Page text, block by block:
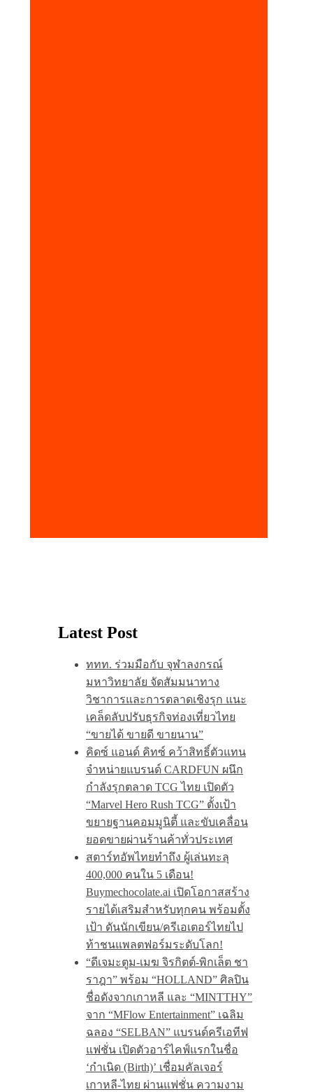
Latest Post
ททท. ร่วมมือกับ จุฬาลงกรณ์
มหาวิทยาลัย จัดสัมมนาทาง
วิชาการและการตลาดเชิงรุก แนะ
เคล็ดลับปรับธุรกิจท่องเที่ยวไทย
“ขายได้ ขายดี ขายนาน”
คิดซ์ แอนด์ คิทซ์ คว้าสิทธิ์ตัวแทน
จำหน่ายแบรนด์ CARDFUN ผนึก
กำลังรุกตลาด TCG ไทย เปิดตัว
“Marvel Hero Rush TCG” ตั้งเป้า
ขยายฐานคอมมูนิตี้ และขับเคลื่อน
ยอดขายผ่านร้านค้าทั่วประเทศ
สตาร์ทอัพไทยทำถึง ผู้เล่นทะลุ
400,000 คนใน 5 เดือน!
Buymechocolate.ai เปิดโอกาสสร้าง
รายได้เสริมสำหรับทุกคน พร้อมตั้ง
เป้า ดันนักเขียน/ครีเอเตอร์ไทยไป
ท้าชนแพลตฟอร์มระดับโลก!
“ดีเจมะตูม-เมฆ จิรกิตต์-พิกเล็ต ชา
ราฎา” พร้อม “HOLLAND” ศิลปิน
ชื่อดังจากเกาหลี และ “MINTTHY”
จาก “MFlow Entertainment” เฉลิม
ฉลอง “SELBAN” แบรนด์ครีเอทีฟ
แฟชั่น เปิดตัวอาร์ไคฟ์แรกในชื่อ
‘กำเนิด (Birth)’ เชื่อมคัลเจอร์
เกาหลี-ไทย ผ่านแฟชั่น ความงาม